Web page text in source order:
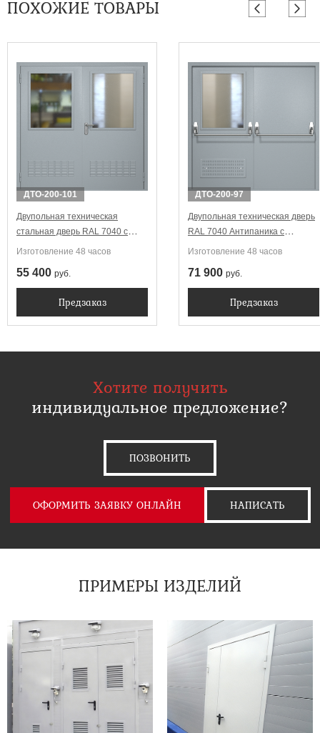
ПОХОЖИЕ ТОВАРЫ
ДТО-200-101
Двупольная техническая
стальная дверь RAL 7040 с
широкими стеклопакетами
Изготовление 48 часов
55 400 руб.
Предзаказ
ДТО-200-97
Двупольная техническая дверь
RAL 7040 Антипаника с
широким стеклопакетом
Изготовление 48 часов
71 900 руб.
Предзаказ
Хотите получить
индивидуальное предложение?
ПОЗВОНИТЬ
ОФОРМИТЬ ЗАЯВКУ ОНЛАЙН НАПИСАТЬ
ПРИМЕРЫ ИЗДЕЛИЙ